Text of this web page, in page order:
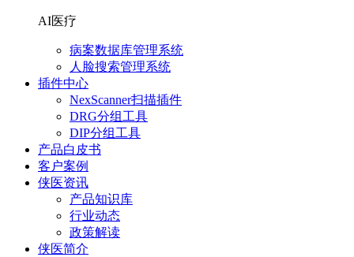
AI医疗
病案数据库管理系统
人脸搜索管理系统
插件中心
NexScanner扫描插件
DRG分组工具
DIP分组工具
产品白皮书
客户案例
侠医资讯
产品知识库
行业动态
政策解读
侠医简介